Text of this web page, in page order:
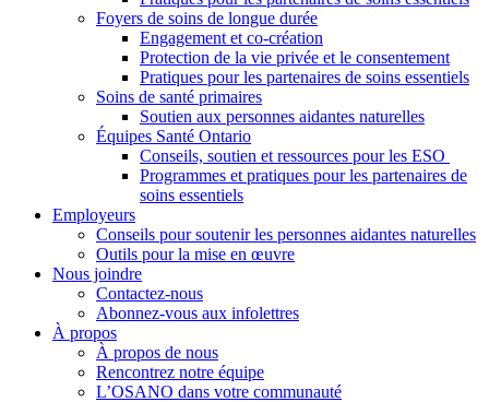
Foyers de soins de longue durée
Engagement et co-création
Protection de la vie privée et le consentement
Pratiques pour les partenaires de soins essentiels
Soins de santé primaires
Soutien aux personnes aidantes naturelles
Équipes Santé Ontario
Conseils, soutien et ressources pour les ESO
Programmes et pratiques pour les partenaires de
soins essentiels
Employeurs
Conseils pour soutenir les personnes aidantes naturelles
Outils pour la mise en œuvre
Nous joindre
Contactez-nous
Abonnez-vous aux infolettres
À propos
À propos de nous
Rencontrez notre équipe
L’OSANO dans votre communauté